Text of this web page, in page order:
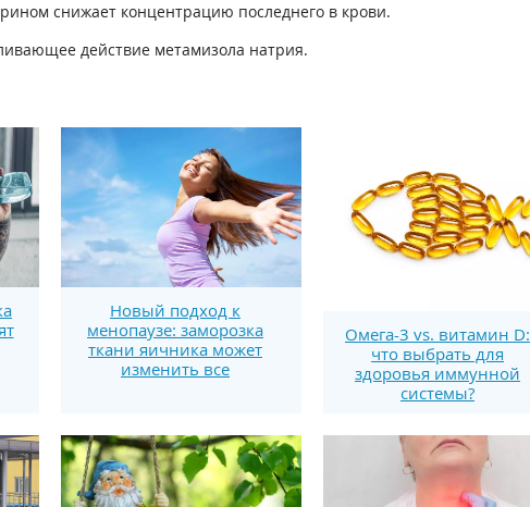
снижает концентрацию последнего в крови.
действие метамизола натрия.
Новый подход к
менопаузе: заморозка
ткани яичника может
изменить все
Омега-3 vs. витамин D:
что выбрать для
здоровья иммунной
системы?